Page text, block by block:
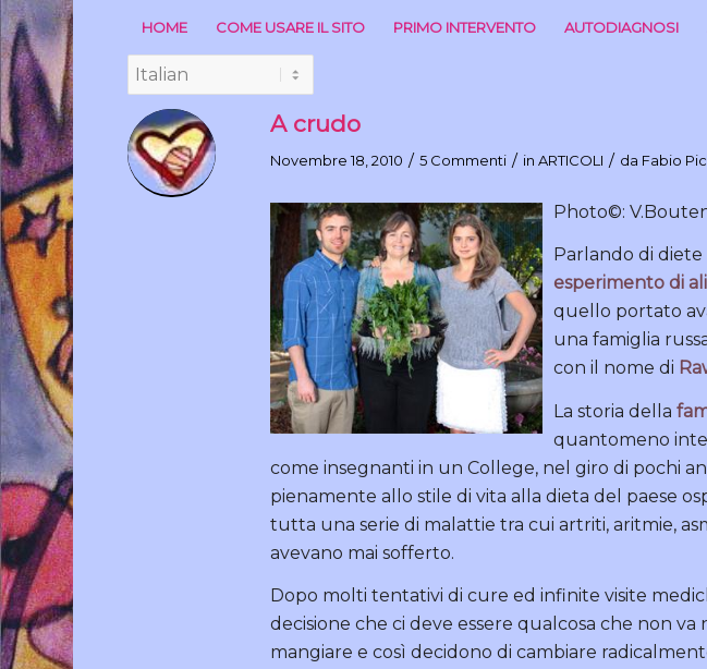
HOME COME USARE IL SITO PRIMO INTERVENTO AUTODIAGNOSI
A crudo
Novembre 18, 2010 / 5 Commenti / inARTICOLI / da Fabio
Photo©:
Parlando di diete
esperimento di
quello portato
una famiglia
con il nome di
La storia della
quantomeno
come insegnanti in un College, nel giro di pochi
pienamente allo stile di vita alla dieta del paese
tutta una serie di malattie tra cui artriti, aritmie,
avevano mai sofferto.
Dopo molti tentativi di cure ed infinite visite
decisione che ci deve essere qualcosa che non
mangiare e così decidono di cambiare